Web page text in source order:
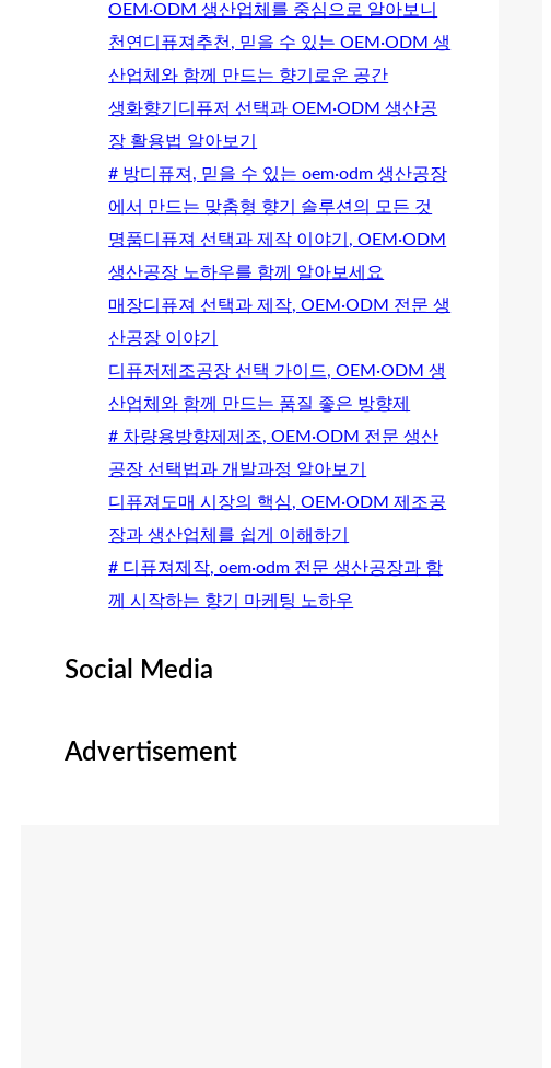
OEM·ODM 생산업체를 중심으로 알아보니
천연디퓨져추천, 믿을 수 있는 OEM·ODM 생
산업체와 함께 만드는 향기로운 공간
생화향기디퓨저 선택과 OEM·ODM 생산공
장 활용법 알아보기
# 방디퓨져, 믿을 수 있는 oem·odm 생산공장
에서 만드는 맞춤형 향기 솔루션의 모든 것
명품디퓨져 선택과 제작 이야기, OEM·ODM
생산공장 노하우를 함께 알아보세요
매장디퓨져 선택과 제작, OEM·ODM 전문 생
산공장 이야기
디퓨저제조공장 선택 가이드, OEM·ODM 생
산업체와 함께 만드는 품질 좋은 방향제
# 차량용방향제제조, OEM·ODM 전문 생산
공장 선택법과 개발과정 알아보기
디퓨져도매 시장의 핵심, OEM·ODM 제조공
장과 생산업체를 쉽게 이해하기
# 디퓨져제작, oem·odm 전문 생산공장과 함
께 시작하는 향기 마케팅 노하우
Social Media
Advertisement